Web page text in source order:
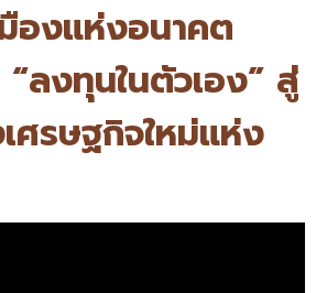
e
b
o
o
e ai
l
py
Li
n
k
e
องแห่งอนาคต
ลงทุนในตัวเอง” สู่
ศรษฐกิจใหม่แห่ง